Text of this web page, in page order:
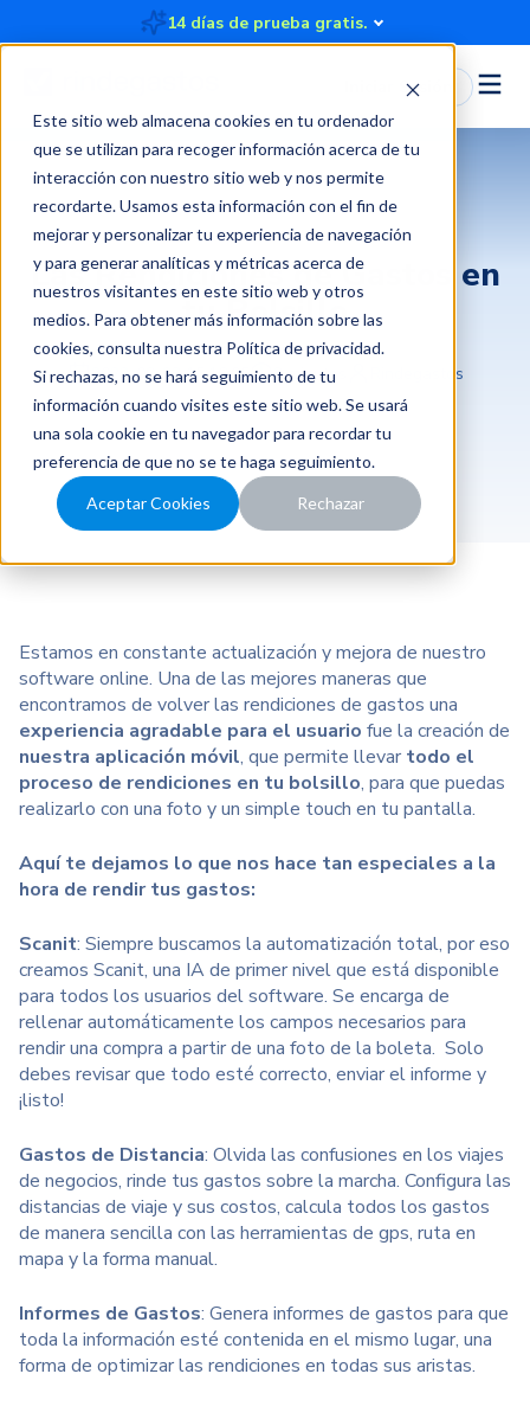
Este sitio web almacena cookies en tu ordenador
que se utilizan para recoger información acerca de tu
interacción con nuestro sitio web y nos permite
recordarte. Usamos esta información con el fin de
mejorar y personalizar tu experiencia de navegación
y para generar analíticas y métricas acerca de
nuestros visitantes en este sitio web y otros
medios. Para obtener más información sobre las
cookies, consulta nuestra Política de privacidad.
Si rechazas, no se hará seguimiento de tu
información cuando visites este sitio web. Se usará
una sola cookie en tu navegador para recordar tu
preferencia de que no se te haga seguimiento.
Aceptar Cookies Rechazar
14 días de prueba gratis.
Iniciar Sesión
Las Rendiciones de Gastos en
tu Bolsillo
2022-09-23 15:16:05 3 minutos Rindegastos
Estamos en constante actualización y mejora de nuestro
software online. Una de las mejores maneras que
encontramos de volver las rendiciones de gastos una
experiencia agradable para el usuario fue la creación de
nuestra aplicación móvil, que permite llevar todo el
proceso de rendiciones en tu bolsillo, para que puedas
realizarlo con una foto y un simple touch en tu pantalla.
Aquí te dejamos lo que nos hace tan especiales a la
hora de rendir tus gastos:
Scanit: Siempre buscamos la automatización total, por eso
creamos Scanit, una IA de primer nivel que está disponible
para todos los usuarios del software. Se encarga de
rellenar automáticamente los campos necesarios para
rendir una compra a partir de una foto de la boleta. Solo
debes revisar que todo esté correcto, enviar el informe y
¡listo!
Gastos de Distancia: Olvida las confusiones en los viajes
de negocios, rinde tus gastos sobre la marcha. Configura las
distancias de viaje y sus costos, calcula todos los gastos
de manera sencilla con las herramientas de gps, ruta en
mapa y la forma manual.
Informes de Gastos: Genera informes de gastos para que
toda la información esté contenida en el mismo lugar, una
forma de optimizar las rendiciones en todas sus aristas.